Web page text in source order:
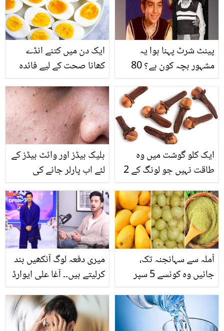
ایک دن میں کتنے انڈے
کھانا صحت کے لیے فائدہ
پینٹ شرٹ پہنا ہوا یہ
مشہور بچہ کون ہے؟ 80
میں فیل ہو جاتے ہیں
بلیک ہیڈز اور وائٹ ہیڈز کے
لئے اب پارلر جانے کی
صرف 3 سبزیوں کے
استعمال سے ان کو کیسے
ختم کیا جا سکتا ہے
ایک کلو گوشت میں وہ
طاقت نہیں جو لونگ کے 2
لونگ کھانے سے کیا ہوتا ہے؟
فائدے اور استعمال جان کر
آپ بھی یہ کام ضرور کریں
گے
میری دفعہ لوگ آنکھیں بند
کرلیتے ہیں۔۔ آغا علی ایوارڈ
بتاتے ہوئے برہم ہوگئے
آملہ سے سہانجنہ تک،
جانیں وہ کونسے 5 سپر
مدافعتی نظام کو بڑھانے
کے لئے ایندھن کے طور پر